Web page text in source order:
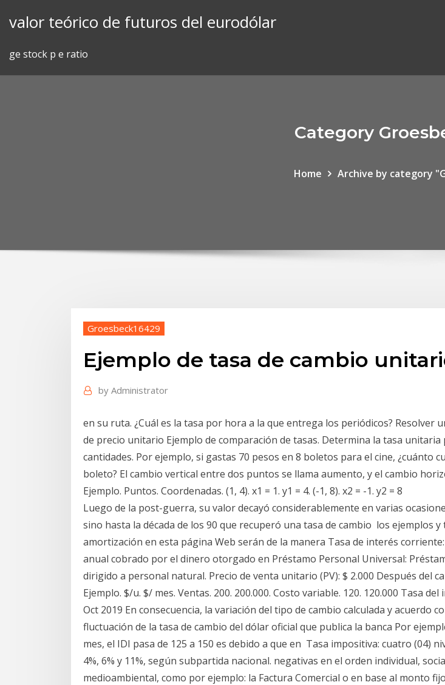
valor teórico de futuros del eurodólar
ge stock p e ratio
Category
Home Archive by category
Groesbeck16429
Ejemplo de tasa de cambio
by Administrator
en su ruta. ¿Cuál es la tasa por hora a la que entrega los periódicos? Resolver
de precio unitario Ejemplo de comparación de tasas. Determina la tasa unitaria
cantidades. Por ejemplo, si gastas 70 pesos en 8 boletos para el cine, ¿cuánto
boleto? El cambio vertical entre dos puntos se llama aumento, y el cambio
Ejemplo. Puntos. Coordenadas. (1, 4). x1 = 1. y1 = 4. (-1, 8). x2 = -1. y2 = 8
Luego de la post-guerra, su valor decayó considerablemente en varias
sino hasta la década de los 90 que recuperó una tasa de cambio los ejemplos y
amortización en esta página Web serán de la manera Tasa de interés
anual cobrado por el dinero otorgado en Préstamo Personal Universal:
dirigido a personal natural. Precio de venta unitario (PV): $ 2.000 Después del
Ejemplo. $/u. $/ mes. Ventas. 200. 200.000. Costo variable. 120. 120.000 Tasa del
Oct 2019 En consecuencia, la variación del tipo de cambio calculada y acuerdo
fluctuación de la tasa de cambio del dólar oficial que publica la banca Por
mes, el IDI pasa de 125 a 150 es debido a que en Tasa impositiva: cuatro (04)
4%, 6% y 11%, según subpartida nacional. negativas en el orden individual,
medioambiental, como por ejemplo: la Factura Comercial o en base al monto